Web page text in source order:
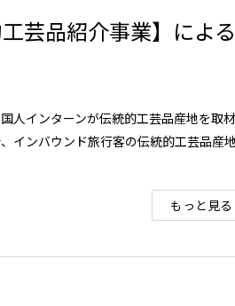
芸品紹介事業】による
人インターンが伝統的工芸品産地を取材
インバウンド旅行客の伝統的工芸品産
もっと見る